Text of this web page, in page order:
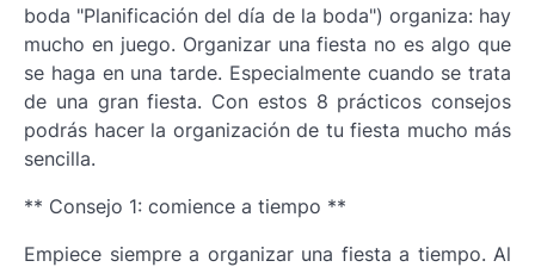
boda "Planificación del día de la boda") organiza: hay
mucho en juego. Organizar una fiesta no es algo que
se haga en una tarde. Especialmente cuando se trata
de una gran fiesta. Con estos 8 prácticos consejos
podrás hacer la organización de tu fiesta mucho más
sencilla.
** Consejo 1: comience a tiempo **
Empiece siempre a organizar una fiesta a tiempo. Al